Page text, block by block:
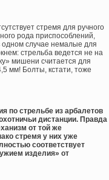
стремя для ручного
рода приспособлений,
одном случае немалые для
стрельба ведется не на
мишени считается для
мм! Болты, кстати, тоже
по стрельбе из арбалетов
дистанции. Правда
от той же
стремя у них уже
соответствует
изделия» от